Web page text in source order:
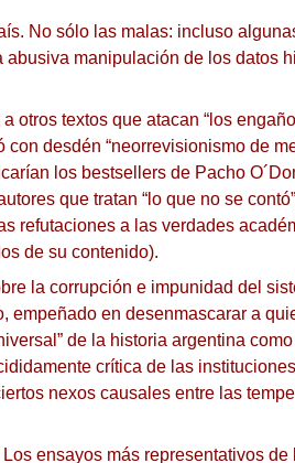
No sólo las malas: incluso
manipulación de los datos
otros textos que atacan “los
con desdén “neorrevisionismo de
los bestsellers de Pacho
que tratan “lo que no se
refutaciones a las verdades
de su contenido).
la corrupción e impunidad del
en desenmascarar a
de la historia argentina como
crítica de las instituciones
nexos causales entre las
Los ensayos más representativos de